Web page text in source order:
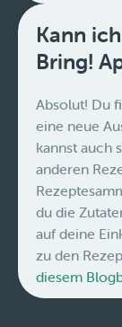
Kann
Bring!
Absolut! Du
eine neue
kannst auch
anderen
du die
auf deine
zu den
diesem